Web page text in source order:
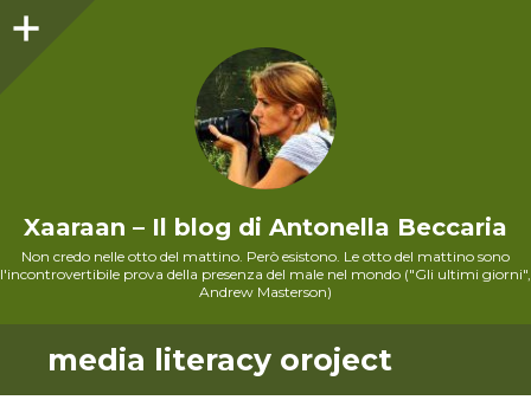
Xaaraan – Il blog di Antonella Beccaria
Non credo nelle otto del mattino. Però esistono. Le otto del mattino sono
l'incontrovertibile prova della presenza del male nel mondo ("Gli ultimi giorni",
Andrew Masterson)
media literacy oroject